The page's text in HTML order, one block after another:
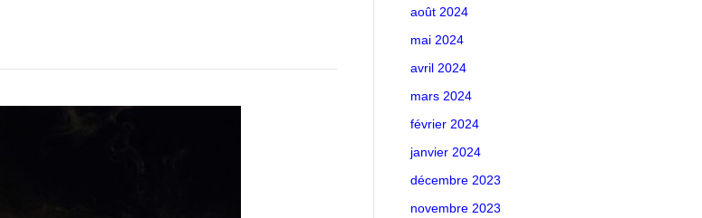
août 2024
mai 2024
avril 2024
mars 2024
février 2024
janvier 2024
décembre 2023
novembre 2023